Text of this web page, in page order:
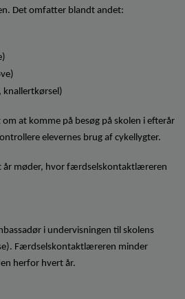
Det omfatter blandt andet:
knallertkørsel)
at komme på besøg på skolen i efterår
elevernes brug af cykellygter.
år møder, hvor færdselskontaktlæreren
i undervisningen til skolens
Færdselskontaktlæreren minder
herfor hvert år.